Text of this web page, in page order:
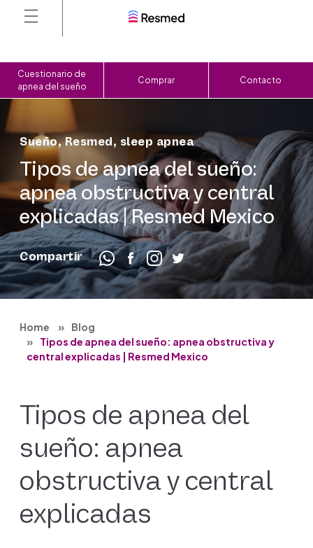
Cuestionario de
apnea del sueño
Comprar Contacto
Sueño,Resmed, sleep apnea
Tipos de apnea del sueño:
apnea obstructiva y central
explicadas | Resmed Mexico
Compartir
Home
Blog
Tipos de apnea del sueño: apnea obstructiva y
central explicadas | Resmed Mexico
Tipos de apnea del
sueño: apnea
obstructiva y central
explicadas